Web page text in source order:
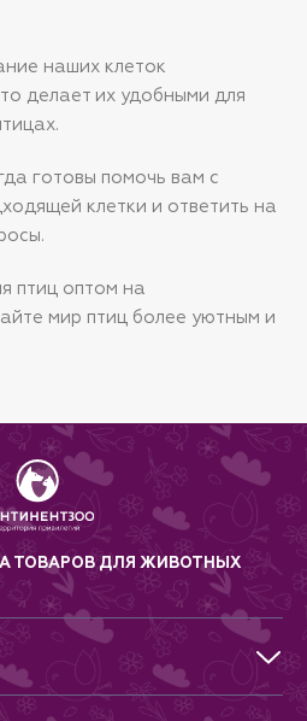
наших клеток
делает их удобными для
готовы помочь вам с
клетки и ответить на
птиц оптом на
мир птиц более уютным и
ТОВАРОВ ДЛЯ ЖИВОТНЫХ